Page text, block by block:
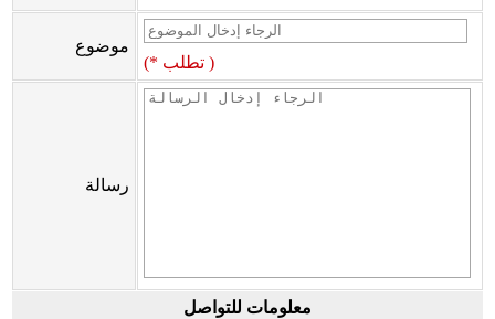
موضوع
(* تطلب )
رسالة
معلومات للتواصل